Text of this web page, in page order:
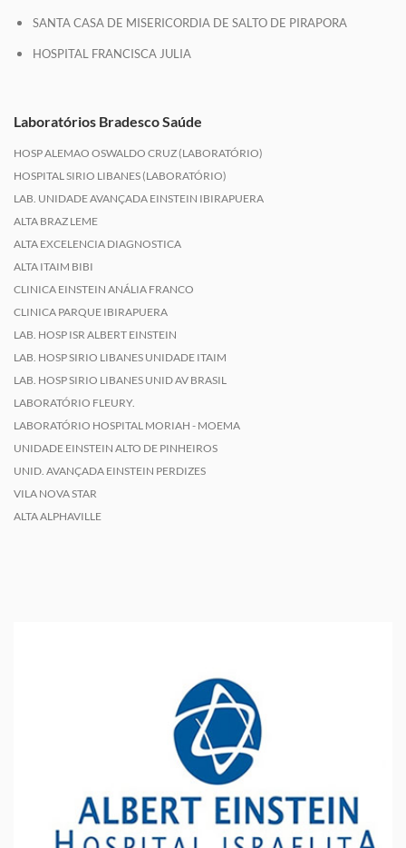
SANTA CASA DE MISERICORDIA DE SALTO DE PIRAPORA
HOSPITAL FRANCISCA JULIA
Laboratórios Bradesco Saúde
HOSP ALEMAO OSWALDO CRUZ (LABORATÓRIO)
HOSPITAL SIRIO LIBANES (LABORATÓRIO)
LAB. UNIDADE AVANÇADA EINSTEIN IBIRAPUERA
ALTA BRAZ LEME
ALTA EXCELENCIA DIAGNOSTICA
ALTA ITAIM BIBI
CLINICA EINSTEIN ANÁLIA FRANCO
CLINICA PARQUE IBIRAPUERA
LAB. HOSP ISR ALBERT EINSTEIN
LAB. HOSP SIRIO LIBANES UNIDADE ITAIM
LAB. HOSP SIRIO LIBANES UNID AV BRASIL
LABORATÓRIO FLEURY.
LABORATÓRIO HOSPITAL MORIAH - MOEMA
UNIDADE EINSTEIN ALTO DE PINHEIROS
UNID. AVANÇADA EINSTEIN PERDIZES
VILA NOVA STAR
ALTA ALPHAVILLE